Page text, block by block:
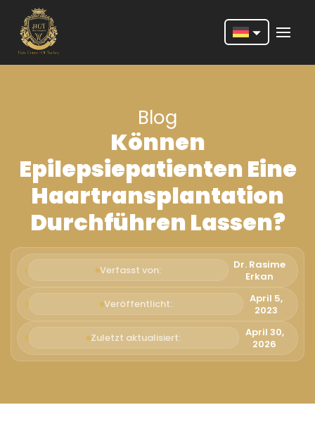
Português
Español
Türkçe
Italiano
Русский
Български
Blog
Können
Epilepsiepatienten Eine
Haartransplantation
Durchführen Lassen?
Verfasst von:
Dr. Rasime
Erkan
Veröffentlicht:
April 5,
2023
Zuletzt aktualisiert:
April 30,
2026